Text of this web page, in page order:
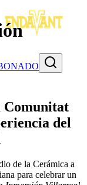
Comunitat
del
de la Cerámica a
para celebrar un